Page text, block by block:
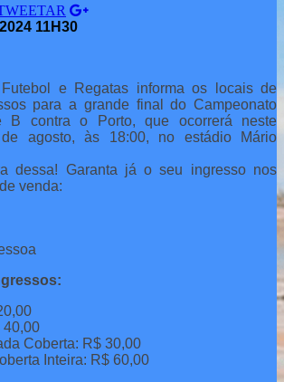
11H30
e Regatas informa os locais de
para a grande final do Campeonato
B contra o Porto, que ocorrerá neste
agosto, às 18:00, no estádio Mário
dessa! Garanta já o seu ingresso nos
venda:
40,00
Coberta: R$ 30,00
Inteira: R$ 60,00